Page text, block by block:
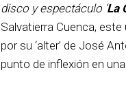
disco y espectáculo ‘ La
Salvatierra Cuenca,
por su ‘alter’ de José
punto de inflexión en